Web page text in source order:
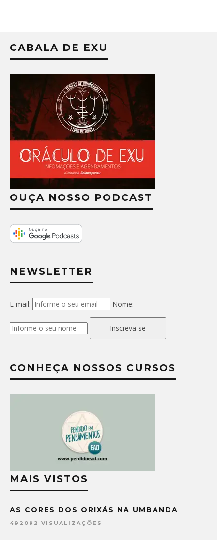
CABALA DE EXU
OUÇA NOSSO PODCAST
NEWSLETTER
E-mail: Nome:
Inscreva-se
CONHEÇA NOSSOS CURSOS
MAIS VISTOS
AS CORES DOS ORIXÁS NA UMBANDA
492092 VISUALIZAÇÕES